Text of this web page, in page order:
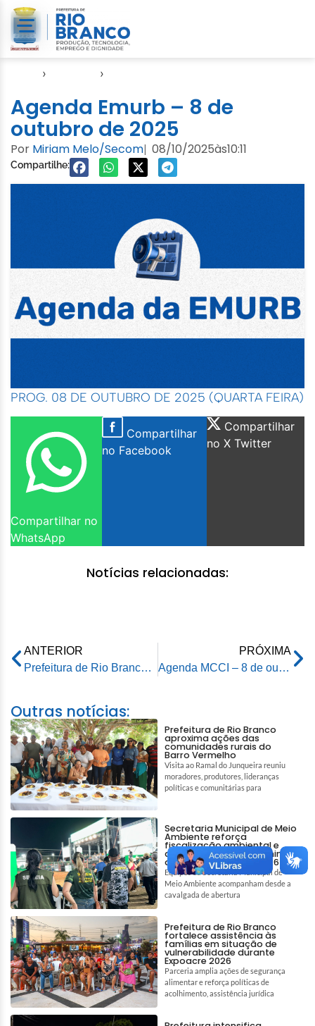
› ›
Agenda Emurb – 8 de
outubro de 2025
Por Miriam Melo/Secom| 08/10/2025às10:11
Compartilhe:
PROG. 08 DE OUTUBRO DE 2025 (QUARTA FEIRA)
Compartilhar no
WhatsApp
Compartilhar
no Facebook
Compartilhar
no X Twitter
Notícias relacionadas:
ANTERIOR
Prefeitura de Rio Branco destaca avanços em Fórum Estadual sobre Educação de Jovens e Adultos (EJA)
PRÓXIMA
Agenda MCCI – 8 de outubro de 2025
Outras notícias:
Prefeitura de Rio Branco
aproxima ações das
comunidades rurais do
Barro Vermelho
Visita ao Ramal do Junqueira reuniu
moradores, produtores, lideranças
políticas e comunitárias para
Secretaria Municipal de Meio
Ambiente reforça
fiscalização ambiental e
ações de bem-estar animal
durante a Expoacre 2026
Equipes da Secretaria Municipal de
Meio Ambiente acompanham desde a
cavalgada de abertura
Prefeitura de Rio Branco
fortalece assistência às
famílias em situação de
vulnerabilidade durante
Expoacre 2026
Parceria amplia ações de segurança
alimentar e reforça políticas de
acolhimento, assistência jurídica